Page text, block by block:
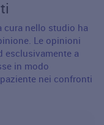
cura nello studio ha
Le opinioni
esclusivamente a
in modo
nei confronti